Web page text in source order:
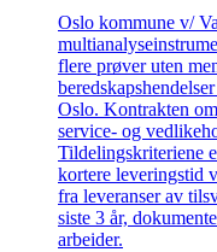
Oslo kommune v/
flere prøver uten
Oslo. Kontrakten
service- og
Tildelingskriteriene
kortere leveringstid
fra leveranser av
siste 3 år,
arbeider.